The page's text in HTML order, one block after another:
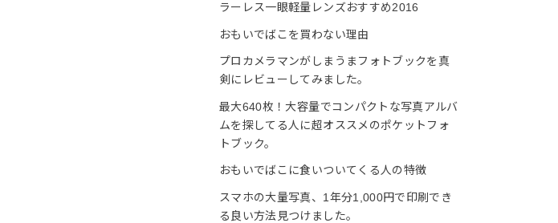
ラーレス一眼軽量レンズおすすめ2016
おもいでばこを買わない理由
プロカメラマンがしまうまフォトブックを真
剣にレビューしてみました。
最大640枚！大容量でコンパクトな写真アルバ
ムを探してる人に超オススメのポケットフォ
トブック。
おもいでばこに食いついてくる人の特徴
スマホの大量写真、1年分1,000円で印刷でき
る良い方法見つけました。